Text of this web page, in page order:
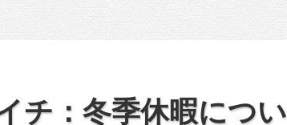
チ：冬季休暇につい